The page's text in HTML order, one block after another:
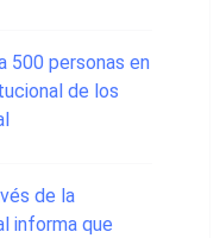
500 personas en
de los
de la
informa que